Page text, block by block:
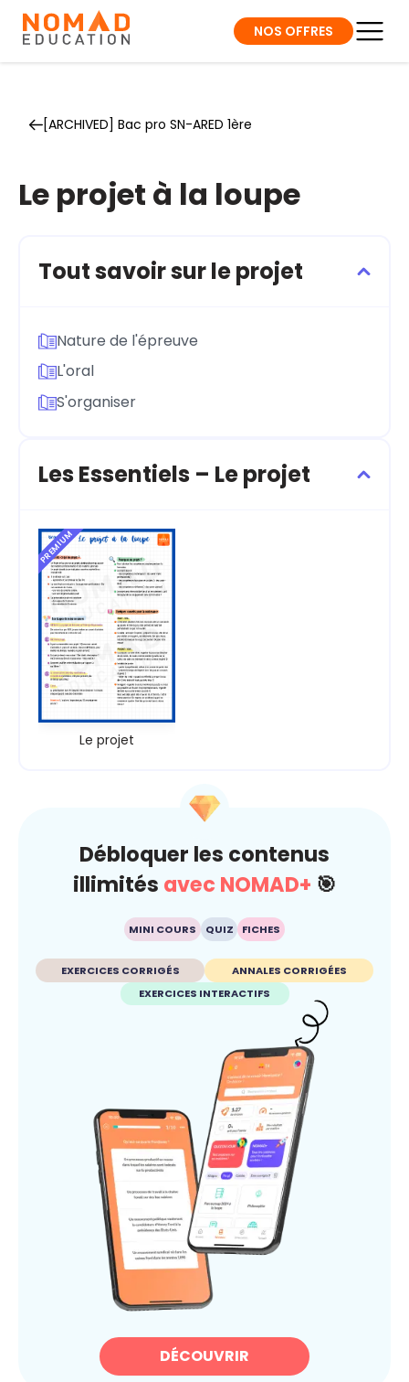
NOS OFFRES
[ARCHIVED] Bac pro SN-ARED 1ère
Le projet à la loupe
Tout savoir sur le projet
Nature de l'épreuve
L'oral
S'organiser
Les Essentiels – Le projet
PREMIUM
Le projet
Débloquer les contenus
illimités avec NOMAD+ 🎯
MINI COURS QUIZ FICHES
EXERCICES CORRIGÉS
ANNALES CORRIGÉES
EXERCICES INTERACTIFS
DÉCOUVRIR